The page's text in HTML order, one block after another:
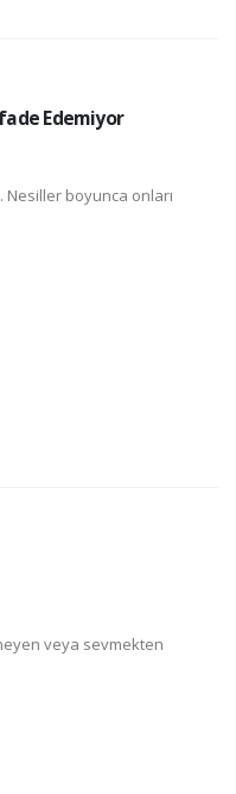
Edemiyor
boyunca onları
veya sevmekten